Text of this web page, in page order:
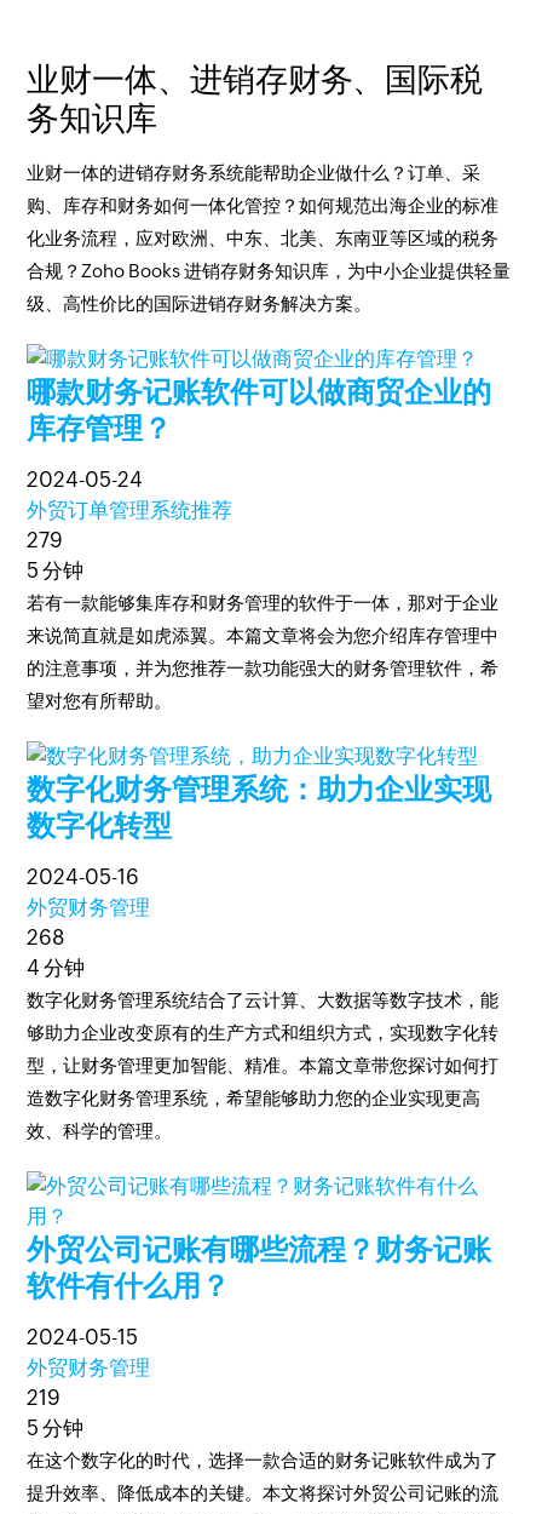
业财一体、进销存财务、国际税
务知识库
业财一体的进销存财务系统能帮助企业做什么？订单、采
购、库存和财务如何一体化管控？如何规范出海企业的标准
化业务流程，应对欧洲、中东、北美、东南亚等区域的税务
合规？Zoho Books 进销存财务知识库，为中小企业提供轻量
级、高性价比的国际进销存财务解决方案。
哪款财务记账软件可以做商贸企业的
库存管理？
2024-05-24
外贸订单管理系统推荐
279
5 分钟
若有一款能够集库存和财务管理的软件于一体，那对于企业
来说简直就是如虎添翼。本篇文章将会为您介绍库存管理中
的注意事项，并为您推荐一款功能强大的财务管理软件，希
望对您有所帮助。
数字化财务管理系统：助力企业实现
数字化转型
2024-05-16
外贸财务管理
268
4 分钟
数字化财务管理系统结合了云计算、大数据等数字技术，能
够助力企业改变原有的生产方式和组织方式，实现数字化转
型，让财务管理更加智能、精准。本篇文章带您探讨如何打
造数字化财务管理系统，希望能够助力您的企业实现更高
效、科学的管理。
外贸公司记账有哪些流程？财务记账
软件有什么用？
2024-05-15
外贸财务管理
219
5 分钟
在这个数字化的时代，选择一款合适的财务记账软件成为了
提升效率、降低成本的关键。本文将探讨外贸公司记账的流